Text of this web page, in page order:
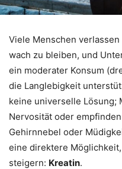
Viele Menschen
wach zu bleiben, und
ein moderater Konsum
die Langlebigkeit
keine universelle Lösung;
Nervosität oder
Gehirnnebel oder
eine direktere
steigern: Kreatin.